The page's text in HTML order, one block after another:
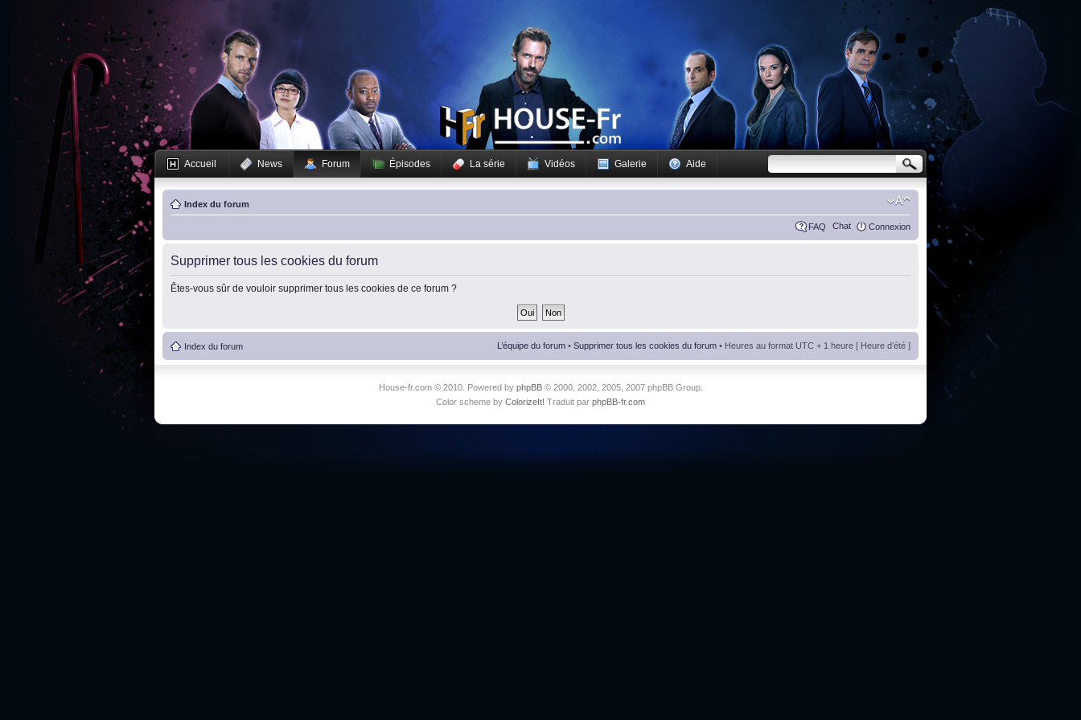
Accueil News Forum Épisodes La série Vidéos Galerie Aide
Index du forum
FAQ Chat Connexion
Supprimer tous les cookies du forum
Êtes-vous sûr de vouloir supprimer tous les cookies de ce forum ?
Index du forum L’équipe du forum • Supprimer tous les cookies du forum • Heures au format UTC + 1 heure [ Heure d’été ]
House-fr.com © 2010. Powered by phpBB© 2000, 2002, 2005, 2007 phpBB Group.
Color scheme by ColorizeIt! Traduit par phpBB-fr.com